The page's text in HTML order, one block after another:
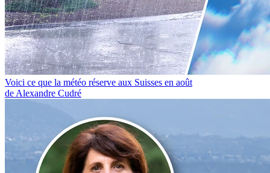
Voici ce que la météo réserve aux Suisses en août
de Alexandre Cudré